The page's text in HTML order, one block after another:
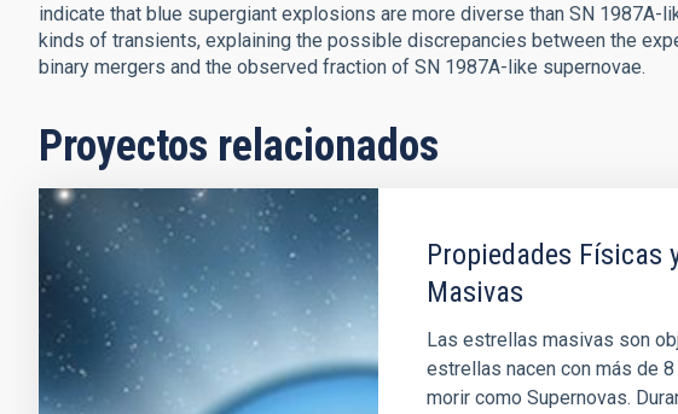
indicate that blue supergiant explosions are more diverse than SN 1987A-
kinds of transients, explaining the possible discrepancies between the
binary mergers and the observed fraction of SN 1987A-like supernovae.
Proyectos relacionados
Propiedades Físicas
Masivas
Las estrellas masivas son
estrellas nacen con más de
morir como Supernovas.